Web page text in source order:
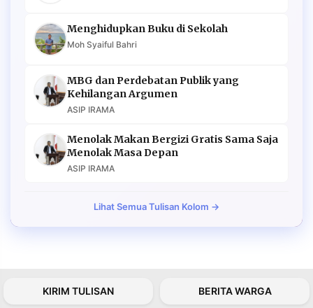
Menghidupkan Buku di Sekolah
Moh Syaiful Bahri
MBG dan Perdebatan Publik yang
Kehilangan Argumen
ASIP IRAMA
Menolak Makan Bergizi Gratis Sama Saja
Menolak Masa Depan
ASIP IRAMA
Lihat Semua Tulisan Kolom →
KIRIM TULISAN BERITA WARGA